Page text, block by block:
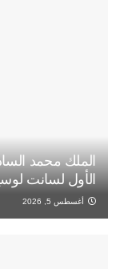
الملك محمد
الأول لسانت
أغسطس 5, 2026